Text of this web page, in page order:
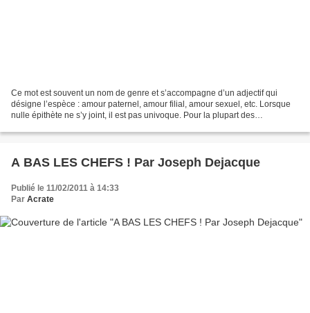
Ce mot est souvent un nom de genre et s’accompagne d’un adjectif qui
désigne l’espèce : amour paternel, amour filial, amour sexuel, etc. Lorsque
nulle épithète ne s’y joint, il est pas univoque. Pour la plupart des
A BAS LES CHEFS ! Par Joseph Dejacque
Publié le 11/02/2011 à 14:33
Par Acrate